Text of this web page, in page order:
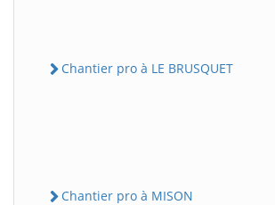
Chantier pro à LE BRUSQUET
Chantier pro à MISON